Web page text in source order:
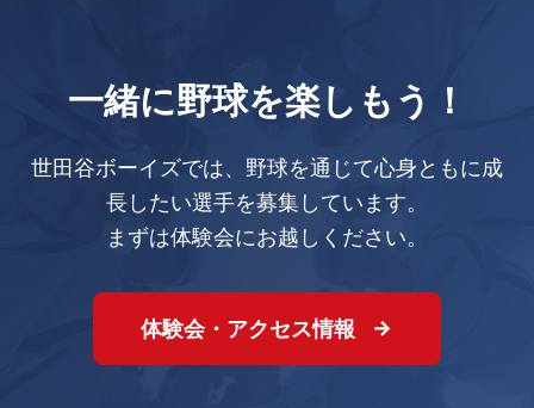
一緒に野球を楽しもう！
世田谷ボーイズでは、野球を通じて心身ともに成
長したい選手を募集しています。
まずは体験会にお越しください。
体験会・アクセス情報